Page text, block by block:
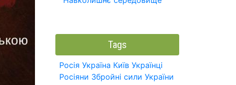
Tags
Росія Україна Київ Українці
Росіяни Збройні сили України